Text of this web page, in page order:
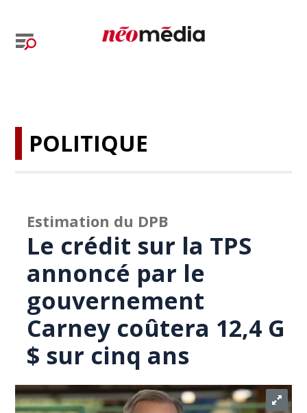
POLITIQUE
Estimation du DPB
Le crédit sur la TPS
annoncé par le
gouvernement
Carney coûtera 12,4 G
$ sur cinq ans